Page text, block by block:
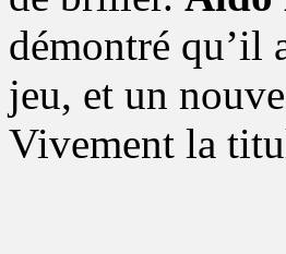
démontré qu’il
jeu, et un
Vivement la